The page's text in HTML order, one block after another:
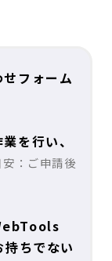
フォーム
を行い、
：ご申請後
ちでない